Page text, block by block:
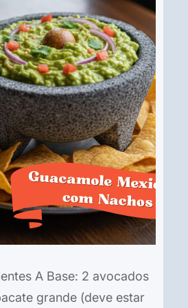
A Base: 2 avocados
grande (deve estar